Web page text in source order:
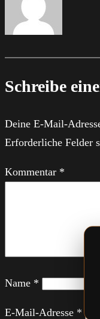
Schreibe
Deine E-Mail-
Erforderliche Felder
Kommentar *
Name *
E-Mail-Adresse *